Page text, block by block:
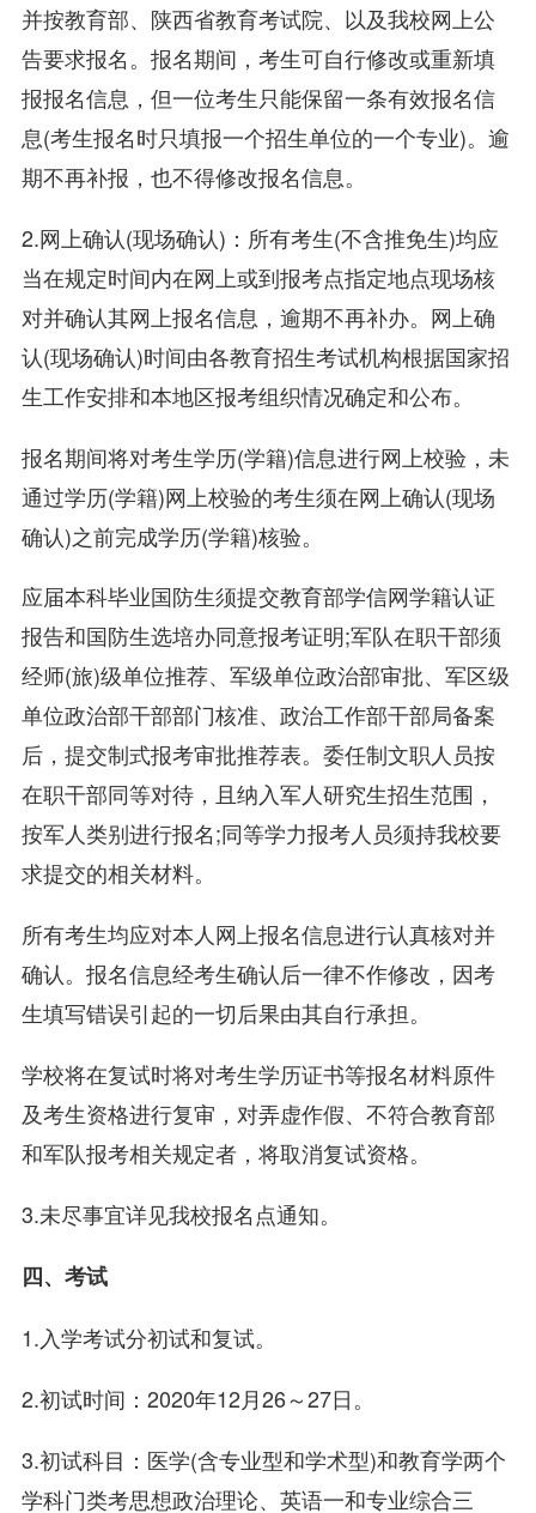
并按教育部、陕西省教育考试院、以及我校网上公
告要求报名。报名期间，考生可自行修改或重新填
报报名信息，但一位考生只能保留一条有效报名信
息(考生报名时只填报一个招生单位的一个专业)。逾
期不再补报，也不得修改报名信息。
2.网上确认(现场确认)：所有考生(不含推免生)均应
当在规定时间内在网上或到报考点指定地点现场核
对并确认其网上报名信息，逾期不再补办。网上确
认(现场确认)时间由各教育招生考试机构根据国家招
生工作安排和本地区报考组织情况确定和公布。
报名期间将对考生学历(学籍)信息进行网上校验，未
通过学历(学籍)网上校验的考生须在网上确认(现场
确认)之前完成学历(学籍)核验。
应届本科毕业国防生须提交教育部学信网学籍认证
报告和国防生选培办同意报考证明;军队在职干部须
经师(旅)级单位推荐、军级单位政治部审批、军区级
单位政治部干部部门核准、政治工作部干部局备案
后，提交制式报考审批推荐表。委任制文职人员按
在职干部同等对待，且纳入军人研究生招生范围，
按军人类别进行报名;同等学力报考人员须持我校要
求提交的相关材料。
所有考生均应对本人网上报名信息进行认真核对并
确认。报名信息经考生确认后一律不作修改，因考
生填写错误引起的一切后果由其自行承担。
学校将在复试时将对考生学历证书等报名材料原件
及考生资格进行复审，对弄虚作假、不符合教育部
和军队报考相关规定者，将取消复试资格。
3.未尽事宜详见我校报名点通知。
四、考试
1.入学考试分初试和复试。
2.初试时间：2020年12月26～27日。
3.初试科目：医学(含专业型和学术型)和教育学两个
学科门类考思想政治理论、英语一和专业综合三